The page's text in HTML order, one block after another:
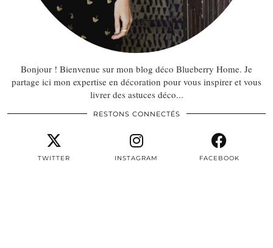
Bonjour ! Bienvenue sur mon blog déco Blueberry Home. Je
partage ici mon expertise en décoration pour vous inspirer et vous
livrer des astuces déco...
RESTONS CONNECTÉS
TWITTER INSTAGRAM FACEBOOK